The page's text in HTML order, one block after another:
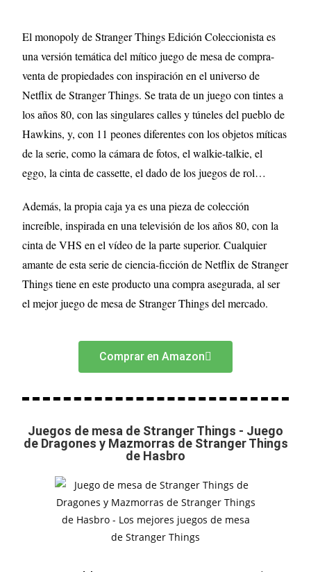
El monopoly de Stranger Things Edición Coleccionista es
una versión temática del mítico juego de mesa de compra-
venta de propiedades con inspiración en el universo de
Netflix de Stranger Things. Se trata de un juego con tintes a
los años 80, con las singulares calles y túneles del pueblo de
Hawkins, y, con 11 peones diferentes con los objetos míticas
de la serie, como la cámara de fotos, el walkie-talkie, el
eggo, la cinta de cassette, el dado de los juegos de rol…
Además, la propia caja ya es una pieza de colección
increíble, inspirada en una televisión de los años 80, con la
cinta de VHS en el vídeo de la parte superior. Cualquier
amante de esta serie de ciencia-ficción de Netflix de Stranger
Things tiene en este producto una compra asegurada, al ser
el mejor juego de mesa de Stranger Things del mercado.
Comprar en Amazon
Juegos de mesa de Stranger Things - Juego
de Dragones y Mazmorras de Stranger Things
de Hasbro